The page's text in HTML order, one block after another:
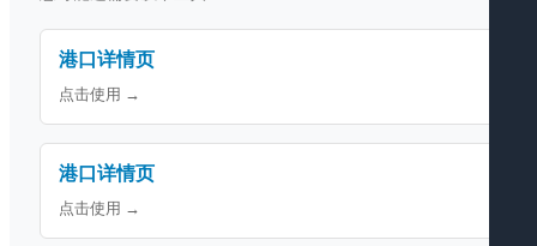
港口详情页
点击使用 →
港口详情页
点击使用 →